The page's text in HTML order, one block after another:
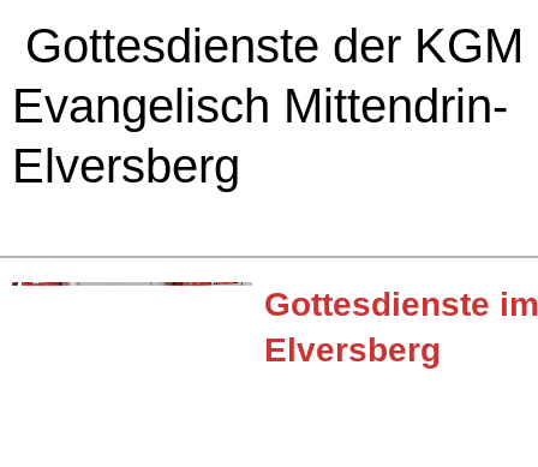
Gottesdienste der KGM
Evangelisch Mittendrin-
Elversberg
Gottesdienste
Elversberg